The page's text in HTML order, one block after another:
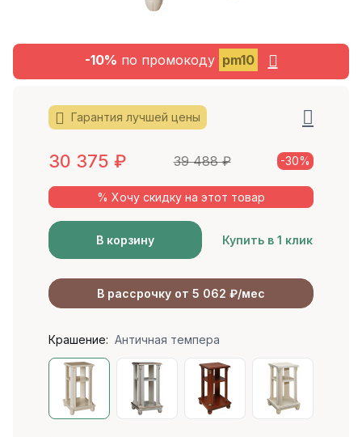
-10% по промокоду pm10
Гарантия лучшей цены
30 375 ₽ 39 488₽ -30%
% Хочу скидку на этот товар
В корзину Купить в 1 клик
В рассрочку от 5 062 ₽/мес
Крашение: Античная темпера